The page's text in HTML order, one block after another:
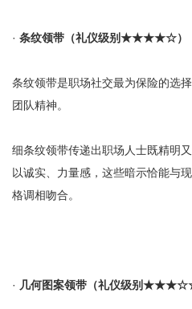
· 条纹领带（礼仪级别★★★★☆）
条纹领带是职场社交最为保险的选
团队精神。
细条纹领带传递出职场人士既精明
以诚实、力量感，这些暗示恰能与
格调相吻合。
· 几何图案领带（礼仪级别★★★☆